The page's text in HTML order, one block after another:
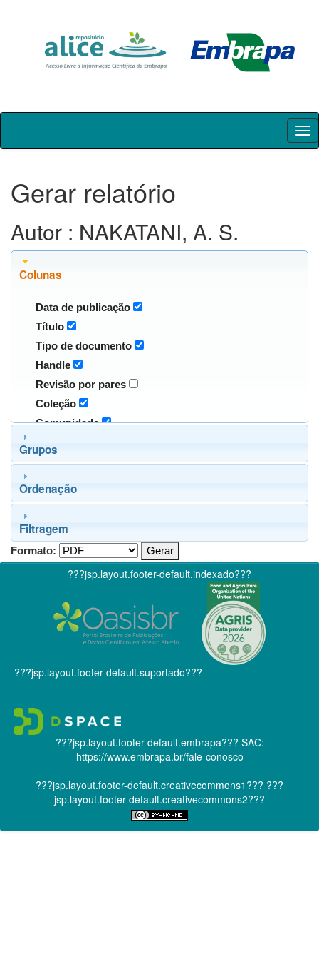
Skip
Gerar relatório
Autor : NAKATANI, A. S.
Colunas
Data de publicação
Título
Tipo de documento
Handle
Revisão por pares
Coleção
Comunidade
Grupos
Ordenação
Filtragem
Formato:
???jsp.layout.footer-default.indexado???
???jsp.layout.footer-default.suportado???
???jsp.layout.footer-default.embrapa??? SAC:
https://www.embrapa.br/fale-conosco
???jsp.layout.footer-default.creativecommons1??? ???
jsp.layout.footer-default.creativecommons2???